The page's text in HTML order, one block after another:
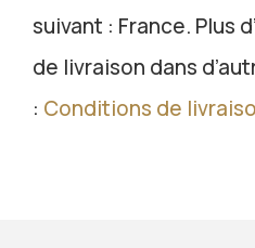
suivant : France. Plus
de livraison dans
: Conditions de